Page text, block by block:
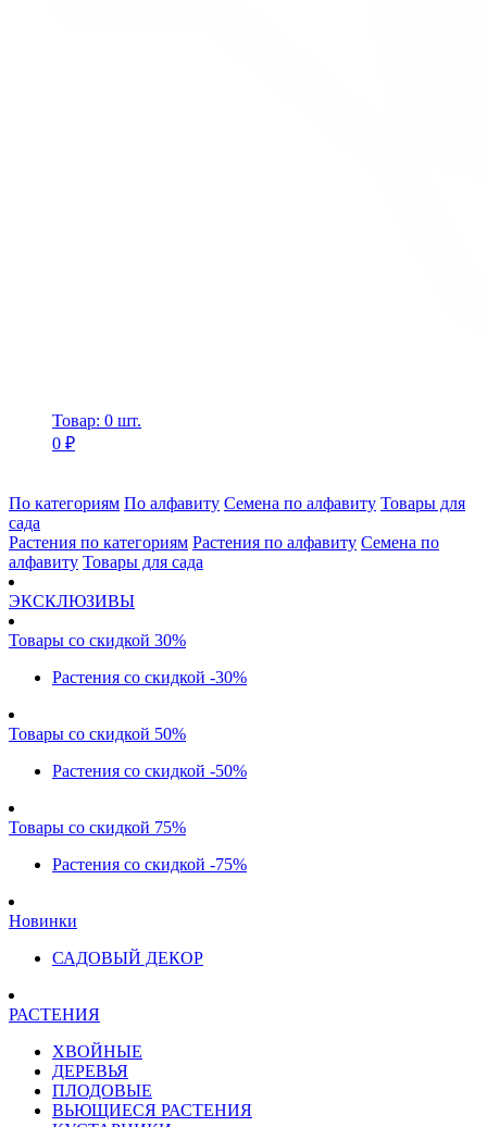
Товар: 0 шт.
0 ₽
По категориям По алфавиту Семена по алфавиту Товары для
сада
Растения по категориям Растения по алфавиту Семена по
алфавиту Товары для сада
ЭКСКЛЮЗИВЫ
Товары со скидкой 30%
Растения со скидкой -30%
Товары со скидкой 50%
Растения со скидкой -50%
Товары со скидкой 75%
Растения со скидкой -75%
Новинки
САДОВЫЙ ДЕКОР
РАСТЕНИЯ
ХВОЙНЫЕ
ДЕРЕВЬЯ
ПЛОДОВЫЕ
ВЬЮЩИЕСЯ РАСТЕНИЯ